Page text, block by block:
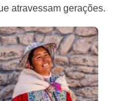
atravessam gerações.